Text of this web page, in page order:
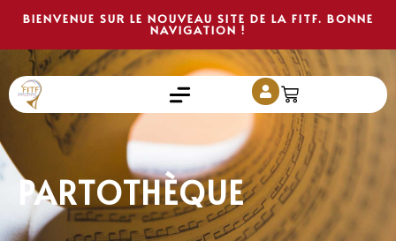
BIENVENUE SUR LE NOUVEAU SITE DE LA FITF. BONNE
NAVIGATION !
PARTOTHÈQUE